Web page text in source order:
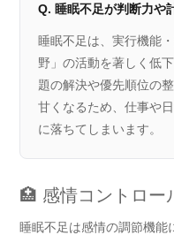
Q. 睡眠不足が判断力や
睡眠不足は、実行機能
野」の活動を著しく低
題の解決や優先順位の
甘くなるため、仕事や
に落ちてしまいます。
🏥 感情コントロー
睡眠不足は感情の調節機能